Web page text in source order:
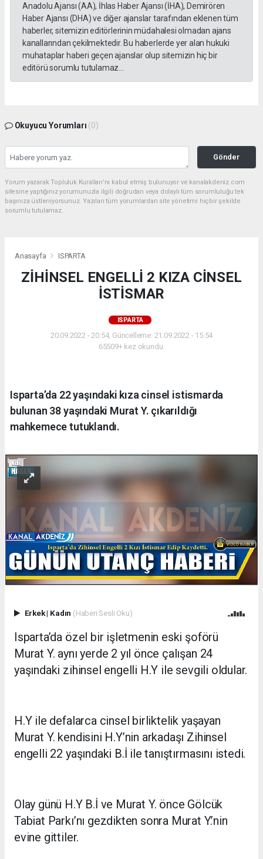
Anadolu Ajansı (AA), İhlas Haber Ajansı (İHA), Demirören
Haber Ajansı (DHA) ve diğer ajanslar tarafından eklenen tüm
haberler, sitemizin editörlerinin müdahalesi olmadan ajans
kanallarından çekilmektedir. Bu haberlerde yer alan hukuki
muhataplar haberi geçen ajanslar olup sitemizin hiç bir
editörü sorumlu tutulamaz...
Okuyucu Yorumları (0)
Gönder
Yorum yazarak Topluluk Kuralları’nı kabul etmiş bulunuyor ve kanalakdeniz.com
sitesine yaptığınız yorumunuzla ilgili doğrudan veya dolaylı tüm sorumluluğu tek
başınıza üstleniyorsunuz. Yazılan tüm yorumlardan site yönetimi hiçbir şekilde
sorumlu tutulamaz.
Anasayfa ISPARTA
ZİHİNSEL ENGELLİ 2 KIZA CİNSEL
İSTİSMAR
ISPARTA
20.09.2022 - 20:54, Güncelleme: 21.09.2022 - 15:54
65509+ kez okundu.
Isparta’da 22 yaşındaki kıza cinsel istismarda
bulunan 38 yaşındaki Murat Y. çıkarıldığı
mahkemece tutuklandı.
Erkek| Kadın (Haberi Sesli Oku)
Isparta’da özel bir işletmenin eski şoförü
Murat Y. aynı yerde 2 yıl önce çalışan 24
yaşındaki zihinsel engelli H.Y ile sevgili oldular.
H.Y ile defalarca cinsel birliktelik yaşayan
Murat Y. kendisini H.Y’nin arkadaşı Zihinsel
engelli 22 yaşındaki B.İ ile tanıştırmasını istedi.
Olay günü H.Y B.İ ve Murat Y. önce Gölcük
Tabiat Parkı’nı gezdikten sonra Murat Y.’nin
evine gittiler.